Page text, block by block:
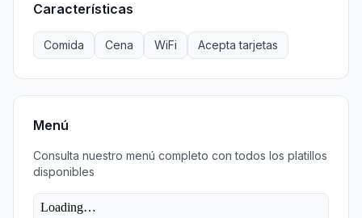
Características
Comida Cena WiFi Acepta tarjetas
Menú
Consulta nuestro menú completo con todos los platillos
disponibles